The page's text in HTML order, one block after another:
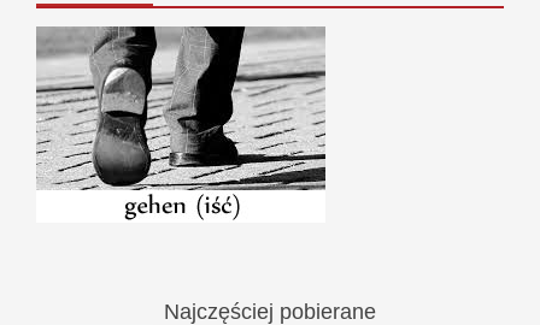
Najczęściej pobierane